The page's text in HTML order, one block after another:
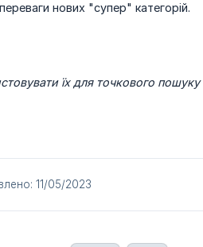
нових "супер" категорій.
їх для точкового пошуку
11/05/2023